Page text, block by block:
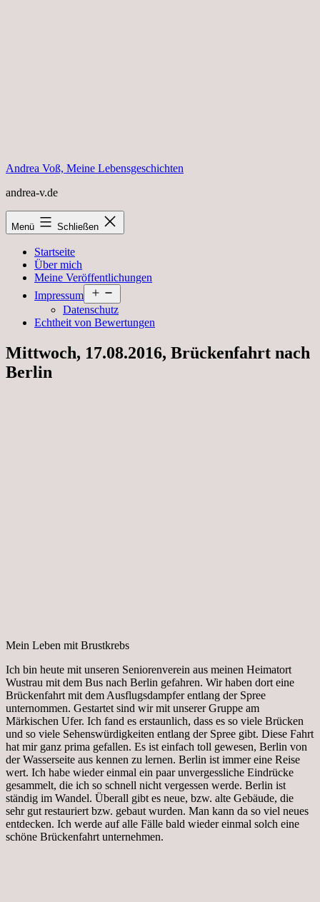
Andrea Voß, Meine Lebensgeschichten
andrea-v.de
Menü Schließen
Startseite
Über mich
Meine Veröffentlichungen
Impressum
öffnen
Datenschutz
Echtheit von Bewertungen
Mittwoch, 17.08.2016, Brückenfahrt nach
Berlin
Mein Leben mit Brustkrebs
Ich bin heute mit unseren Seniorenverein aus meinen Heimatort
Wustrau mit dem Bus nach Berlin gefahren. Wir haben dort eine
Brückenfahrt mit dem Ausflugsdampfer entlang der Spree
unternommen. Gestartet sind wir mit unserer Gruppe am
Märkischen Ufer. Ich fand es erstaunlich, dass es so viele Brücken
und so viele Sehenswürdigkeiten entlang der Spree gibt. Diese Fahrt
hat mir ganz prima gefallen. Es ist einfach toll gewesen, Berlin von
der Wasserseite aus kennen zu lernen. Berlin ist immer eine Reise
wert. Ich habe wieder einmal ein paar unvergessliche Eindrücke
gesammelt, die ich so schnell nicht vergessen werde. Berlin ist
ständig im Wandel. Überall gibt es neue, bzw. alte Gebäude, die
sehr gut restauriert bzw. gebaut wurden. Man kann da so viel neues
entdecken. Ich werde auf alle Fälle bald wieder einmal solch eine
schöne Brückenfahrt unternehmen.